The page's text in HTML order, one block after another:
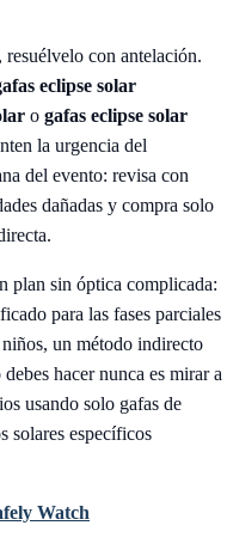
resuélvelo con antelación.
eclipse solar
o gafas eclipse solar
la urgencia del
del evento: revisa con
dañadas y compra solo
plan sin óptica complicada:
para las fases parciales
un método indirecto
hacer nunca es mirar a
usando solo gafas de
solares específicos
Watch